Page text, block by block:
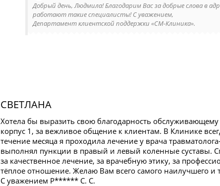
Добрый день, Людмила! Благодарим Вас за добрые слова в
работают такие специалисты! С уважением,
Департамент клиентской поддержки «СМ-Клиника».
СВЕТЛАНА
Хотела бы выразить свою благодарность
корпус 1, за вежливое общение к клиентам. В Клинике
течение месяца я проходила лечение у врача
выполнял пункции в правый и левый коленные суставы.
за качественное лечение, за врачебную этику, за
тёплое отношение. Желаю Вам всего самого наилучшего и
С уважением Р****** С. С.